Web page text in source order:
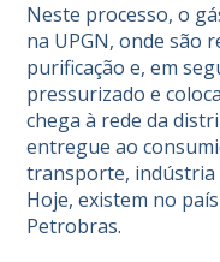
Neste processo, o
na UPGN, onde são
purificação e, em
pressurizado e
chega à rede da
entregue ao
transporte, indústria
Hoje, existem no
Petrobras.